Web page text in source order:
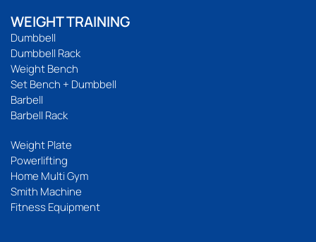
WEIGHT TRAINING
Dumbbell
Dumbbell Rack
Weight Bench
Set Bench + Dumbbell
Barbell
Barbell Rack
Weight Plate
Powerlifting
Home Multi Gym
Smith Machine
Fitness Equipment